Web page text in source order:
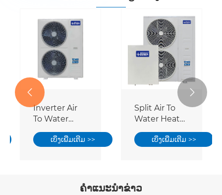
Inverter Air
To Water
Heat Pump
ເບິ່ງເພີ່ມເຕີມ >>
Split Air To
Water Heat
Pump
ເບິ່ງເພີ່ມເຕີມ >>
 
ຄໍາແນະນໍາຂ່າວ